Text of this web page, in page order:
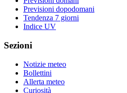
Previsioni dopodomani
Tendenza 7 giorni
Indice UV
Sezioni
Notizie meteo
Bollettini
Allerta meteo
Curiosità